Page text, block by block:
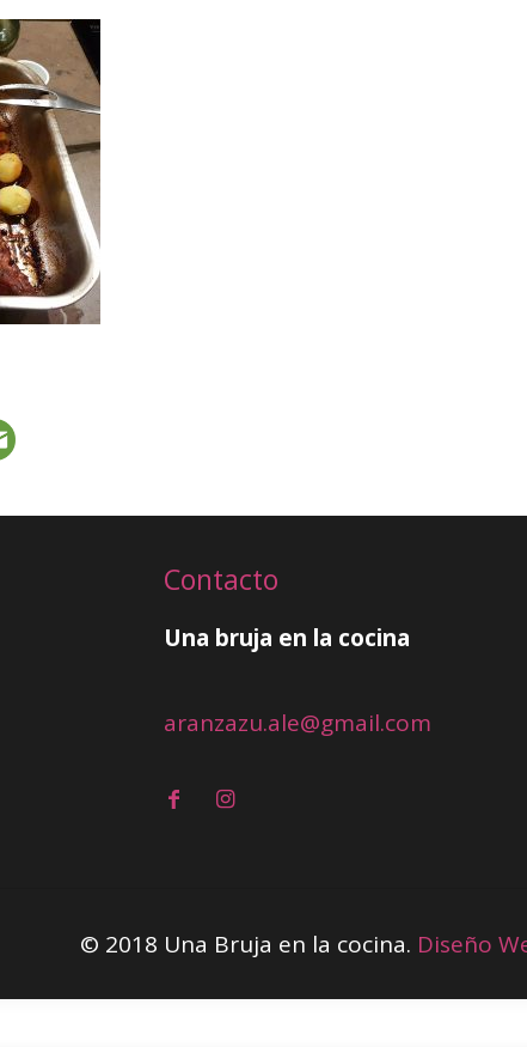
Contacto
Una bruja en la cocina
aranzazu.ale@gmail.com
© 2018 Una Bruja en la cocina. Diseño